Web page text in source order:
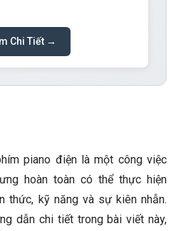
Chi Tiết →
piano điện là một công việc
hoàn toàn có thể thực hiện
thức, kỹ năng và sự kiên nhẫn.
dẫn chi tiết trong bài viết này,